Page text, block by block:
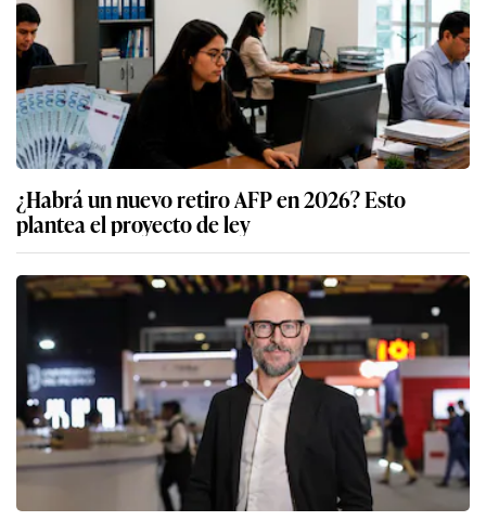
¿Habrá un nuevo retiro AFP en 2026? Esto
plantea el proyecto de ley